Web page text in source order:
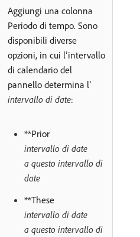
Aggiungi una colonna
Periodo di tempo. Sono
disponibili diverse
opzioni, in cui l’intervallo
di calendario del
pannello determina l’
intervallo di date:
**Prior
intervallo di date
a questo intervallo di
date
**These
intervallo di date
a questo intervallo di